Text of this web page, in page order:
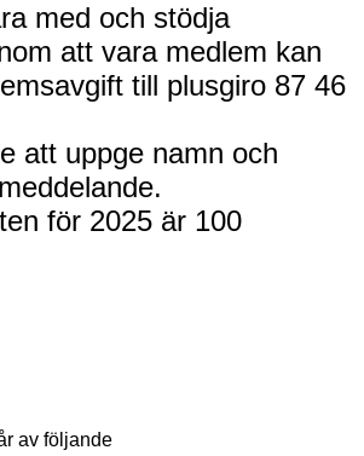
med och stödja
att vara medlem kan
till plusgiro 87 46
att uppge namn och
för 2025 är 100
av följande